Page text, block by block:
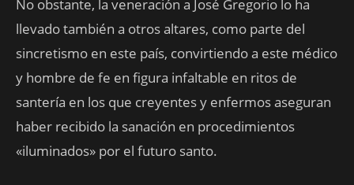
No obstante, la veneración a José Gregorio lo ha
llevado también a otros altares, como parte del
sincretismo en este país, convirtiendo a este médico
y hombre de fe en figura infaltable en ritos de
santería en los que creyentes y enfermos aseguran
haber recibido la sanación en procedimientos
«iluminados» por el futuro santo.